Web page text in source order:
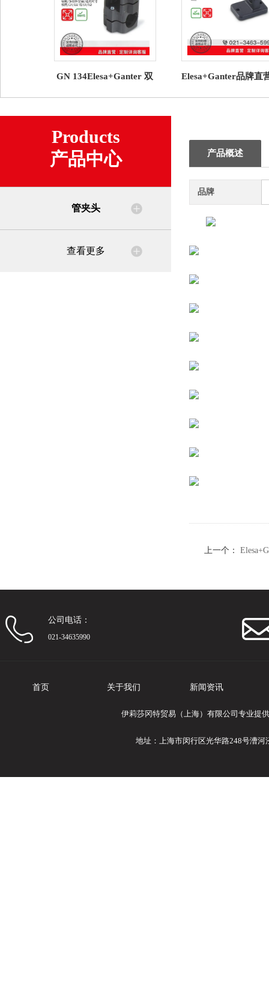
GN 134Elesa+Ganter 双
Elesa+Ganter品牌直
架 铝制
Products
产品中心
管夹头
查看更多
产品概述
品牌
上一个：
公司电话：
021-34635990
首页 关于我们 新闻资讯
伊莉莎冈特贸易（上海）有限公司专业提
地址：上海市闵行区光华路248号漕